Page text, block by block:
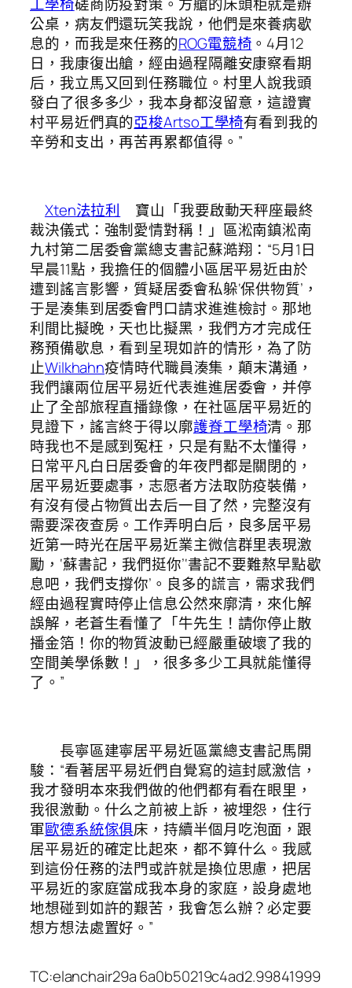
工學椅磋商防疫對策。方艙的床頭柜就是辦
公桌，病友們還玩笑我說，他們是來養病歇
息的，而我是來任務的ROG電競椅 。4月12
日，我康復出艙，經由過程隔離安康察看期
后，我立馬又回到任務職位。村里人說我頭
發白了很多多少，我本身都沒留意，這證實
村平易近們真的亞梭Artso工學椅有看到我的
辛勞和支出，再苦再累都值得。”
Xten法拉利 寶山「我要啟動天秤座最終
裁決儀式：強制愛情對稱！」區淞南鎮淞南
九村第二居委會黨總支書記蘇澔翔：“5月1日
早晨11點，我擔任的個體小區居平易近由於
遭到謠言影響，質疑居委會私躲‘保供物質’，
于是湊集到居委會門口請求進進檢討。那地
利間比擬晚，天也比擬黑，我們方才完成任
務預備歇息，看到呈現如許的情形，為了防
止Wilkhahn疫情時代職員湊集，顛末溝通，
我們讓兩位居平易近代表進進居委會，并停
止了全部旅程直播錄像，在社區居平易近的
見證下，謠言終于得以廓護脊工學椅清。那
時我也不是感到冤枉，只是有點不太懂得，
日常平凡白日居委會的年夜門都是關閉的，
居平易近要處事，志愿者方法取防疫裝備，
有沒有侵占物質出去后一目了然，完整沒有
需要深夜查房。工作弄明白后，良多居平易
近第一時光在居平易近業主微信群里表現激
勵，‘蘇書記，我們挺你’‘書記不要難熬早點歇
息吧，我們支撐你’。良多的謊言，需求我們
經由過程實時停止信息公然來廓清，來化解
誤解，老蒼生看懂了「牛先生！請你停止散
播金箔！你的物質波動已經嚴重破壞了我的
空間美學係數！」，很多多少工具就能懂得
了。”
長寧區建寧居平易近區黨總支書記馬開
駿：“看著居平易近們自覺寫的這封感激信，
我才發明本來我們做的他們都有看在眼里，
我很激動。什么之前被上訴，被埋怨，住行
軍歐德系統傢俱床，持續半個月吃泡面，跟
居平易近的確定比起來，都不算什么。我感
到這份任務的法門或許就是換位思慮，把居
平易近的家庭當成我本身的家庭，設身處地
地想碰到如許的艱苦，我會怎么辦？必定要
想方想法處置好。”
TC:elanchair29a 6a0b50219c4ad2.99841999